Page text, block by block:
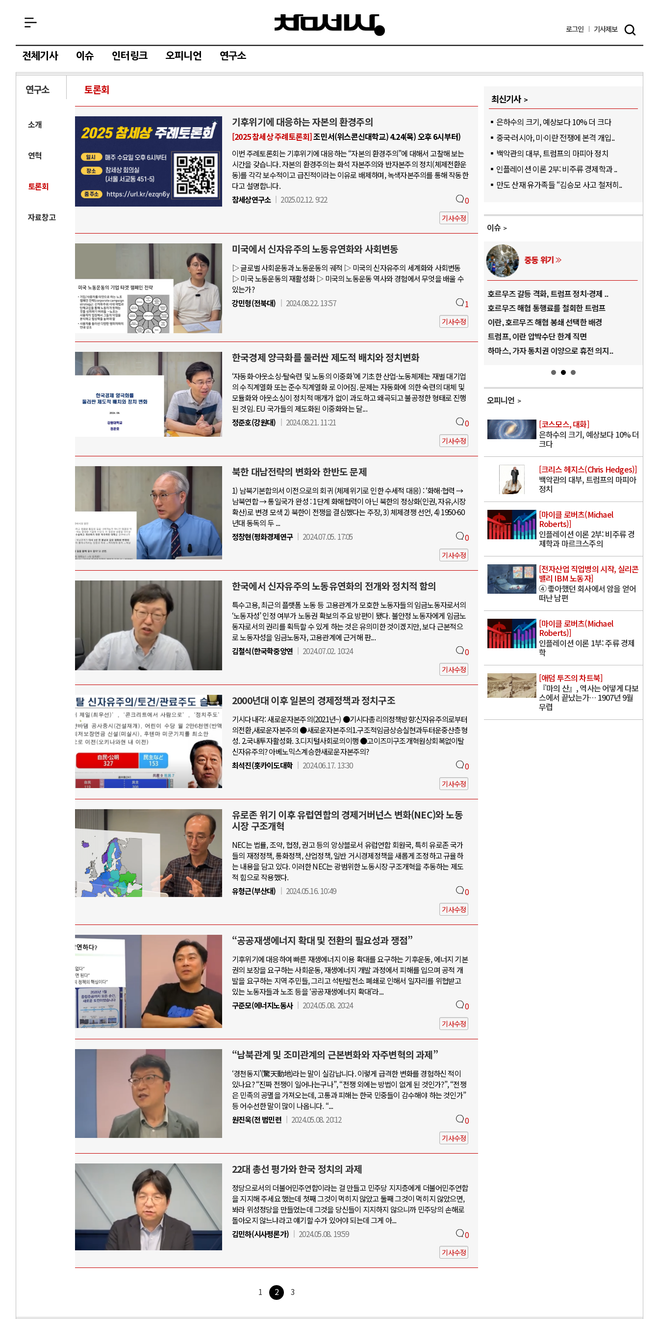
로그인 기사제보
전체기사 이슈 인터링크 오피니언 연구소
연구소 토론회
소개
연혁
토론회
자료창고
기후위기에 대응하는 자본의 환경주의
[2025 참세상 주례토론회]조민서(위스콘신대학교) 4.24(목) 오후 6시부터)
이번 주례토론회는 기후위기에 대응하는 “자본의 환경주의”에 대해서 고찰해 보는
시간을 갖습니다. 자본의 환경주의는 화석 자본주의와 반자본주의 정치(체제전환운
동)를 각각 보수적이고 급진적이라는 이유로 배제하며, 녹색자본주의를 통해 작동한
다고 설명합니다.
참세상연구소
2025.02.12. 9:22 0
기사수정
미국에서 신자유주의 노동유연화와 사회변동
▷ 글로벌 사회운동과 노동운동의 궤적 ▷ 미국의 신자유주의 세계화와 사회변동
▷ 미국 노동운동의 재활성화 ▷ 미국의 노동운동 역사와 경험에서 무엇을 배울 수
있는가?
강민형(전북대)
2024.08.22. 13:57 1
기사수정
한국경제 양극화를 둘러싼 제도적 배치와 정치변화
‘자동화-아웃소싱-탈숙련 및 노동의 이중화’에 기초한 산업-노동체제는 재벌 대기업
의 수직계열화 또는 준수직계열화 로 이어짐. 문제는 자동화에 의한 숙련의 대체 및
모듈화와 아웃소싱이 정치적 매개가 없이 과도하고 왜곡되고 불공정한 형태로 진행
된 것임. EU 국가들의 제도화된 이중화와는 달...
정준호(강원대)
2024.08.21. 11:21 0
기사수정
북한 대남전략의 변화와 한반도 문제
1) 남북기본합의서 이전으로의 회귀 (체제위기로 인한 수세적 대응) : ‘화해·협력 →
남북연합 → 통일국가 완성 : 1단계 화해협력이 아닌 북한의 정상화(인권, 자유,시장
확산)로 변경 모색 2) 북한이 전쟁을 결심했다는 주장, 3) 체제경쟁 선언, 4) 1950-60
년대 동독의 두 ...
정창현(평화경제연구
2024.07.05. 17:05 0
기사수정
한국에서 신자유주의 노동유연화의 전개와 정치적 함의
특수고용, 최근의 플랫폼 노동 등 고용관계가 모호한 노동자들의 임금노동자로서의
‘노동자성’ 인정 여부가 노동권 확보의 주요 방편이 됐다. 불안정 노동자에게 임금노
동자로서의 권리를 획득할 수 있게 하는 것은 유의미한 것이겠지만, 보다 근본적으
로 노동자성을 임금노동자, 고용관계에 근거해 판...
김철식(한국학중앙연
2024.07.02. 10:24 0
기사수정
2000년대 이후 일본의 경제정책과 정치구조
기시다내각: 새로운자본주의(2021년~) ●기시다총리의정책방향:신자유주의로부터
의전환,새로운자본주의 ●새로운자본주의1.구조적임금상승실현과두터운중산층형
성. 2.국내투자활성화. 3.디지털사회로의이행 ●고이즈미구조개혁원상회복없이탈
신자유주의? 아베노믹스계승한새로운자본주의?
최석진(홋카이도대학
2024.06.17. 13:30 0
기사수정
유로존 위기 이후 유럽연합의 경제거버넌스 변화(NEC)와 노동
시장 구조개혁
NEC는 법률, 조약, 협정, 권고 등의 앙상블로서 유럽연합 회원국, 특히 유로존 국가
들의 재정정책, 통화정책, 산업정책, 일반 거시경제정책을 새롭게 조정하고 규율하
는 내용을 담고 있다. 이러한 NEC는 광범위한 노동시장 구조개혁을 추동하는 제도
적 힘으로 작용했다.
유형근(부산대)
2024.05.16. 10:49 0
기사수정
“공공재생에너지 확대 및 전환의 필요성과 쟁점”
기후위기에 대응하여 빠른 재생에너지 이용 확대를 요구하는 기후운동, 에너지 기본
권의 보장을 요구하는 사회운동, 재생에너지 개발 과정에서 피해를 입으며 공적 개
발을 요구하는 지역 주민들, 그리고 석탄발전소 폐쇄로 인해서 일자리를 위협받고
있는 노동자들과 노조 등을 ‘공공재생에너지 확대’라...
구준모(에너지노동사
2024.05.08. 20:24 0
기사수정
“남북관계 및 조미관계의 근본변화와 자주변혁의 과제”
‘경천동지’(驚天動地)라는 말이 실감납니다. 이렇게 급격한 변화를 경험하신 적이
있나요? “진짜 전쟁이 일어나는구나”, “전쟁 외에는 방법이 없게 된 것인가?”, “전쟁
은 민족의 공멸을 가져오는데, 고통과 피해는 한국 민중들이 감수해야 하는 것인가”
등 어수선한 말이 많이 나옵니다. “...
원진욱(전 범민련
2024.05.08. 20:12 0
기사수정
22대 총선 평가와 한국 정치의 과제
정당으로서의 더불어민주연합이라는 걸 만들고 민주당 지지층에게 더불어민주연합
을 지지해 주세요 했는데 첫째 그것이 먹히지 않았고 둘째 그것이 먹히지 않았으면,
봐라 위성정당을 만들었는데 그것을 당신들이 지지하지 않으니까 민주당의 손해로
돌아오지 않느냐라고 얘기할 수가 있어야 되는데 그게 아...
김민하(시사평론가)
2024.05.08. 19:59 0
기사수정
1 2 3
최신기사
은하수의 크기, 예상보다 10% 더 크다
중국·러시아, 미·이란 전쟁에 본격 개입..
백악관의 대부, 트럼프의 마피아 정치
인플레이션 이론 2부: 비주류 경제학과 ..
만도 산재 유가족들 “김승모 사고 철저히..
이슈
AI와 인간
중국 AI, 저가 공세로 글로벌 토큰 시..
AI 국부펀드 구상 놓고 미국 진보진영 ..
AI 데이터센터 반대 투쟁은 새로운 글로..
AI의 숨은 환경 비용: 데이터센터 확산..
AI는 어떻게 미국 민주주의를 잠식하고 ..
EU·우크라이나 드론 협력 직후, 러시아..
나토, 우크라 군사지원 2027년까지 공..
러·우크라, 대규모 공습 주고받아…민간 ..
중동 위기
호르무즈 갈등 격화, 트럼프 정치·경제 ..
호르무즈 해협 통행료를 철회한 트럼프
이란, 호르무즈 해협 봉쇄 선택한 배경
트럼프, 이란 압박수단 한계 직면
하마스, 가자 통치권 이양으로 휴전 의지..
오피니언
[코스모스, 대화]
은하수의 크기, 예상보다 10% 더
크다
[크리스 헤지스(Chris Hedges)]
백악관의 대부, 트럼프의 마피아
정치
[마이클 로버츠(Michael
Roberts)]
인플레이션 이론 2부: 비주류 경
제학과 마르크스주의
[전자산업 직업병의 시작, 실리콘
밸리 IBM 노동자]
④ 좋아했던 회사에서 암을 얻어
떠난 남편
[마이클 로버츠(Michael
Roberts)]
인플레이션 이론 1부: 주류 경제
학
[애덤 투즈의 차트북]
『마의 산』, 역사는 어떻게 다보
스에서 끝났는가… 1907년 9월
무렵